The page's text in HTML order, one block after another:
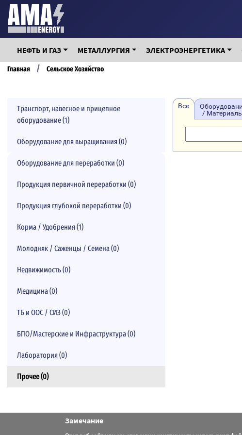
Перейти
основному
содержанию
НЕФТЬ И ГАЗ МЕТАЛЛУРГИЯ ЭЛЕКТРОЭНЕРГЕТИКА
Строка
Главная Сельское Хозяйство
Транспорт, навесное и прицепное
оборудование (1)
Оборудование для выращивания (0)
Оборудование для переработки (0)
Продукция первичной переработки (0)
Продукция глубокой переработки (0)
Корма / Удобрения (1)
Молодняк / Саженцы / Семена (0)
Недвижимость (0)
Медицина (0)
ТБ и ООС / СИЗ (0)
БПО/Мастерские и Инфраструктура (0)
Лаборатория (0)
Прочее (0)
Все
/
Замечание